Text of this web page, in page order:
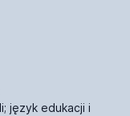
język edukacji i